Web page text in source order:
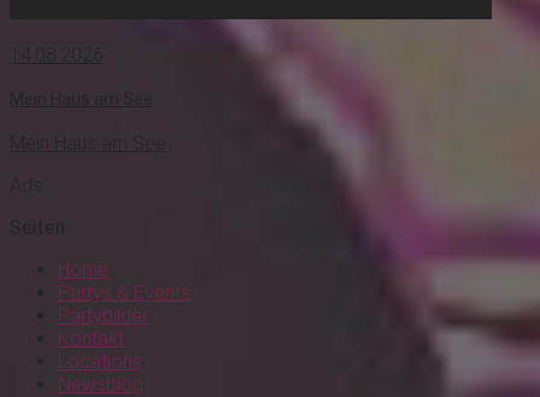
Home
Partys & Events
Partybilder
Kontakt
Locations
Newsblog